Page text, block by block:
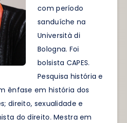
com período
sanduíche na
Università di
Bologna. Foi
bolsista CAPES.
Pesquisa história e
ênfase em história dos
direito, sexualidade e
do direito. Mestra em